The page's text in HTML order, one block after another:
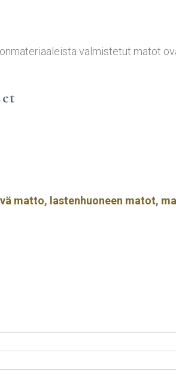
valmistetut matot
matto, lastenhuoneen matot,